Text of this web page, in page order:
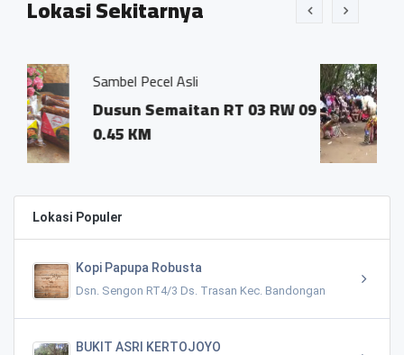
Lokasi Sekitarnya
Asli
RT 03 RW 09
Jatilan Langgeng
Dsn. Sawah
Trasan Kec.
0.07 KM
Lokasi Populer
Kopi Papupa Robusta
Dsn. Sengon RT4/3 Ds. Trasan Kec. Bandongan
BUKIT ASRI KERTOJOYO